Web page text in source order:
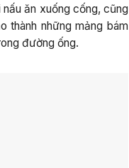
ăn xuống cống, cũng
thành những mảng bám
đường ống.